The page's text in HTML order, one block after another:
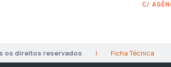
C/
os direitos reservados | Ficha Técnica